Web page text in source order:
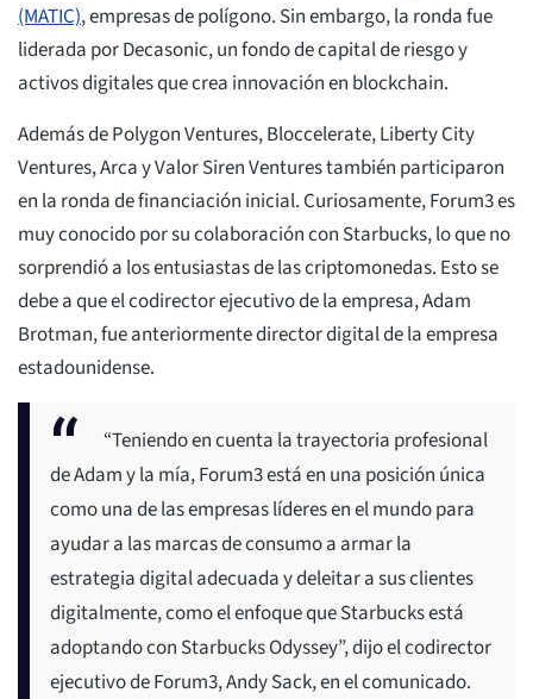
(MATIC), empresas de polígono. Sin embargo, la ronda fue
liderada por Decasonic, un fondo de capital de riesgo y
activos digitales que crea innovación en blockchain.
Además de Polygon Ventures, Bloccelerate, Liberty City
Ventures, Arca y Valor Siren Ventures también participaron
en la ronda de financiación inicial. Curiosamente, Forum3 es
muy conocido por su colaboración con Starbucks, lo que no
sorprendió a los entusiastas de las criptomonedas. Esto se
debe a que el codirector ejecutivo de la empresa, Adam
Brotman, fue anteriormente director digital de la empresa
estadounidense.
“Teniendo en cuenta la trayectoria profesional
de Adam y la mía, Forum3 está en una posición única
como una de las empresas líderes en el mundo para
ayudar a las marcas de consumo a armar la
estrategia digital adecuada y deleitar a sus clientes
digitalmente, como el enfoque que Starbucks está
adoptando con Starbucks Odyssey”, dijo el codirector
ejecutivo de Forum3, Andy Sack, en el comunicado.